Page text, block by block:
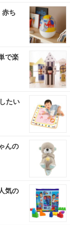
赤ち
で楽
たい
んの
気の